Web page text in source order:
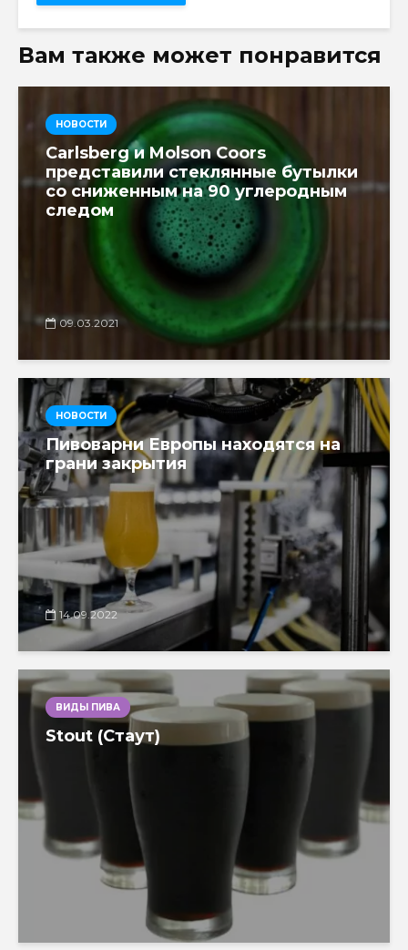
Вам также может понравится
НОВОСТИ
Carlsberg и Molson Coors
представили стеклянные бутылки
со сниженным на 90 углеродным
следом
09.03.2021
НОВОСТИ
Пивоварни Европы находятся на
грани закрытия
14.09.2022
ВИДЫ ПИВА
Stout (Стаут)